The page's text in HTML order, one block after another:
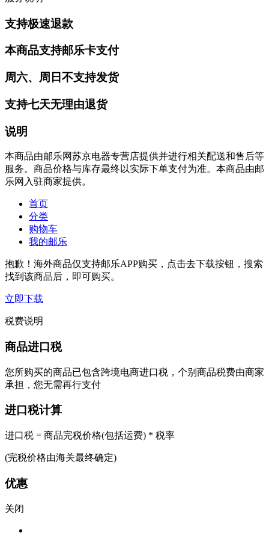
支持极速退款
本商品支持邮乐卡支付
周六、周日不支持发货
支持七天无理由退货
说明
本商品由邮乐网苏京电器专营店提供并进行相关配送和售后等
服务。商品价格与库存最终以实际下单支付为准。本商品由邮
乐网入驻商家提供。
首页
分类
购物车
我的邮乐
抱歉！海外商品仅支持邮乐APP购买，点击去下载按钮，搜索
找到该商品后，即可购买。
立即下载
税费说明
商品进口税
您所购买的商品已包含跨境电商进口税，个别商品税费由商家
承担，您无需再行支付
进口税计算
进口税 = 商品完税价格(包括运费) * 税率
(完税价格由海关最终确定)
优惠
关闭